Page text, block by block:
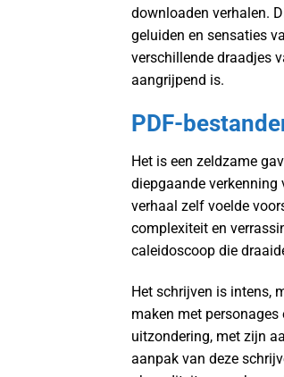
downloaden verhalen.
geluiden en sensaties
verschillende draadjes
aangrijpend is.
PDF-
Het is een zeldzame
diepgaande
verhaal zelf voelde
complexiteit en
caleidoscoop die
Het schrijven is intens,
maken met
uitzondering, met zijn
aanpak van deze